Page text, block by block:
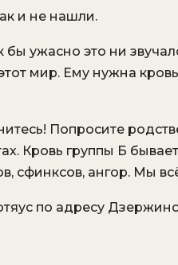
и не нашли.
ужасно это ни
мир. Ему нужна
Попросите
Кровь группы Б
сфинксов, ангор. Мы
по адресу